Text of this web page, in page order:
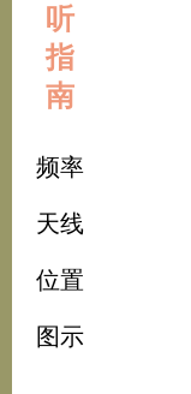
听
指
南
频率
天线
位置
图示